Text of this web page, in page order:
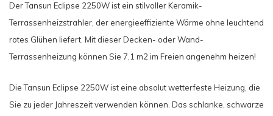
Der Tansun Eclipse 2250W ist ein stilvoller Keramik-
Terrassenheizstrahler, der energieeffiziente Wärme ohne leuchtend
rotes Glühen liefert. Mit dieser Decken- oder Wand-
Terrassenheizung können Sie 7,1 m2 im Freien angenehm heizen!
Die Tansun Eclipse 2250W ist eine absolut wetterfeste Heizung, die
Sie zu jeder Jahreszeit verwenden können. Das schlanke, schwarze